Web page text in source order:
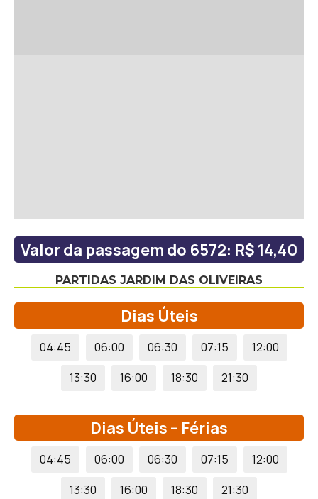
Valor da passagem do 6572: R$ 14,40
PARTIDAS JARDIM DAS OLIVEIRAS
Dias Úteis
04:45 06:00 06:30 07:15
12:00
13:30
16:00 18:30 21:30
Dias Úteis – Férias
04:45 06:00 06:30 07:15
12:00
13:30
16:00 18:30 21:30